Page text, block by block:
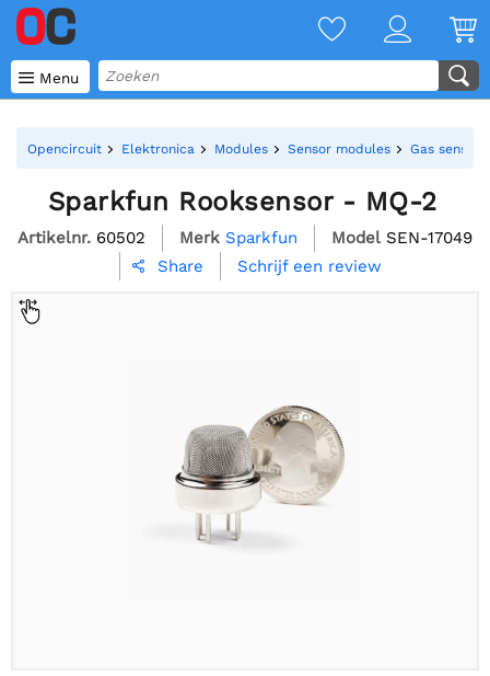
 Menu
Opencircuit Elektronica Modules Sensor modules Gas
Sparkfun Rooksensor - MQ-2
Artikelnr. 60502 Merk Sparkfun Model SEN-17049
 Share Schrijf een review